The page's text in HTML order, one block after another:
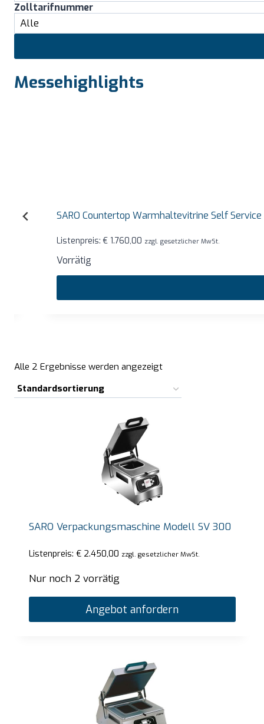
Alle 2 Ergebnisse werden angezeigt
SARO Verpackungsmaschine Modell SV 300
Listenpreis: €2.450,00 zzgl. gesetzlicher MwSt.
Nur noch 2 vorrätig
Angebot anfordern
Zolltarifnummer
Messehighlights
SARO Countertop Warmhaltevitrine Self Service
Listenpreis:€1.760,00 zzgl. gesetzlicher MwSt.
Vorrätig